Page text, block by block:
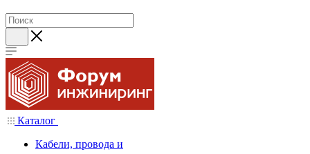
Каталог
Кабели, провода и